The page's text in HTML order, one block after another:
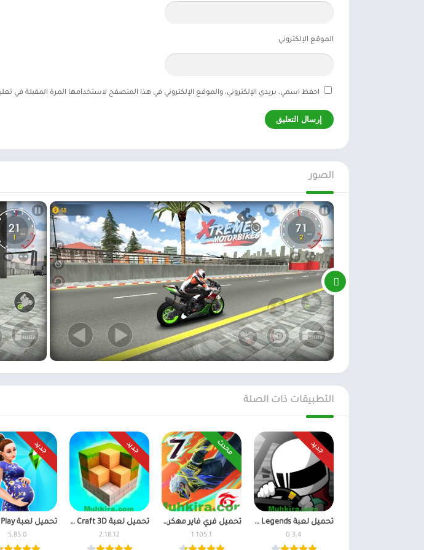
الموقع الإلكتروني
احفظ اسمي، بريدي الإلكتروني، والموقع الإلكتروني في هذا المتصفح لاستخدامها المرة المقبلة في
الصور
التطبيقات ذات الصلة
جديد
تحميل لعبة FR Legends مهكرة أموال غير محدودة اخر اصدار
0.3.4
محدث
تحميل فري فاير مهكرة 2026 جواهر وأموال اخر اصدار
1.105.1
جديد
تحميل لعبة Block Craft 3D مهكرة (جواهر لاتنتهي) للاندرويد
2.18.12
جديد
5.85.0